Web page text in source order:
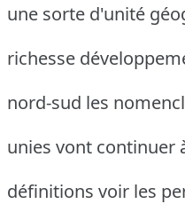
une sorte d'unité
richesse
nord-sud les
unies vont continuer
définitions voir les